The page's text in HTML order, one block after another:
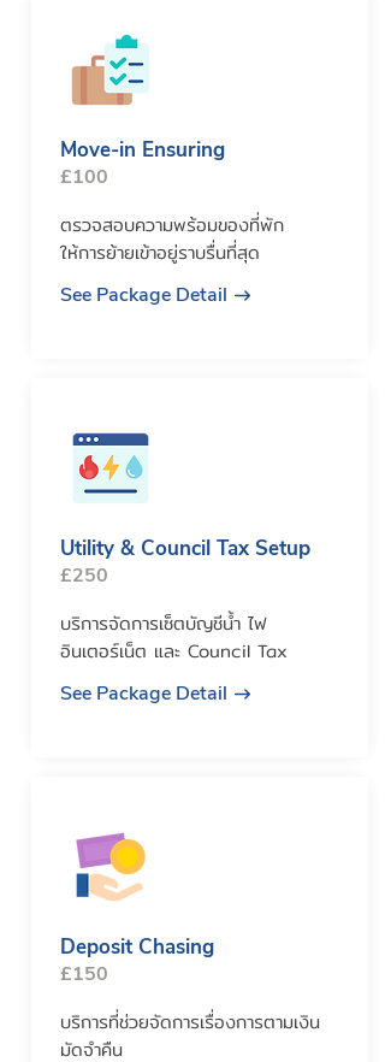
Move-in Ensuring
£100
ตรวจสอบความพร้อมของที่พัก
ให้การย้ายเข้าอยู่ราบรื่นที่สุด
See Package Detail
Utility & Council Tax Setup
£250
บริการจัดการเซ็ตบัญชีน้ำ ไฟ
อินเตอร์เน็ต และ Council Tax
See Package Detail
Deposit Chasing
£150
บริการที่ช่วยจัดการเรื่องการตามเงิน
มัดจำคืน